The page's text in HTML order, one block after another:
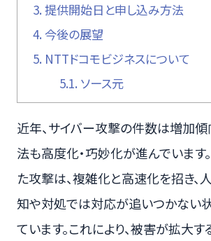
3. 提供開始日と申し込み方法
4. 今後の展望
5. NTTドコモビジネスについて
5.1. ソース元
近年、サイバー攻撃の件数は増加傾
法も高度化・巧妙化が進んでいます
た攻撃は、複雑化と高速化を招き、
知や対処では対応が追いつかない
ています。これにより、被害が拡大